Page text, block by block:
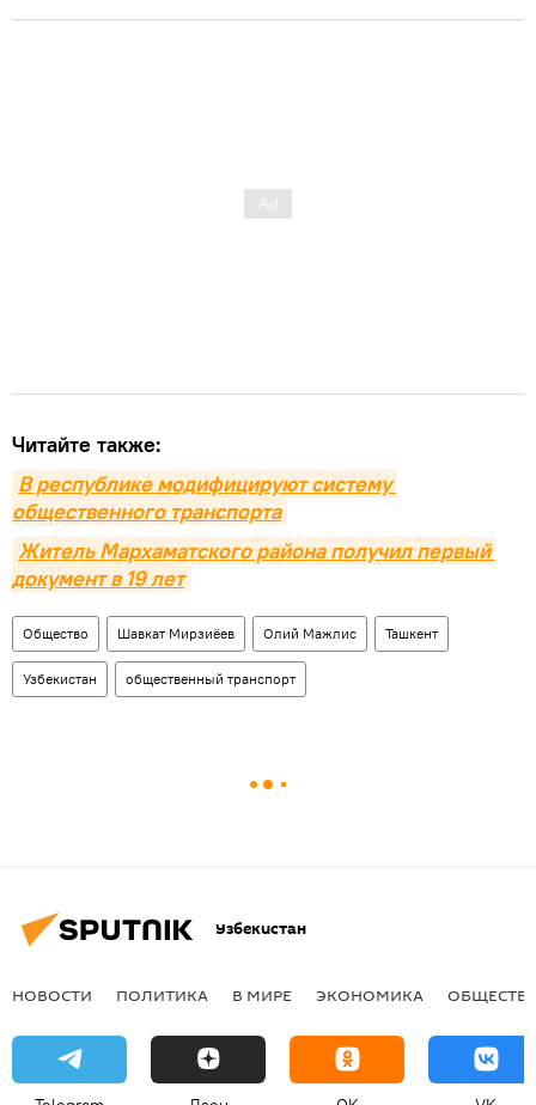
Читайте также:
В республике модифицируют систему
общественного транспорта
Житель Мархаматского района получил первый
документ в 19 лет
Общество Шавкат Мирзиёев Олий Мажлис Ташкент
Узбекистан общественный транспорт
Узбекистан
НОВОСТИ ПОЛИТИКА В МИРЕ ЭКОНОМИКА